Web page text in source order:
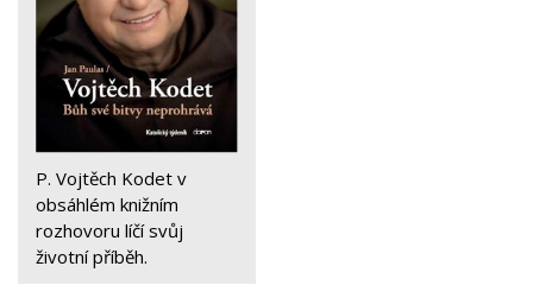
P. Vojtěch Kodet v
obsáhlém knižním
rozhovoru líčí svůj
životní příběh.